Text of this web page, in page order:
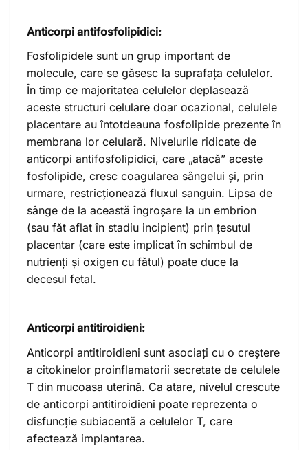
Anticorpi antifosfolipidici:
Fosfolipidele sunt un grup important de
molecule, care se găsesc la suprafața celulelor.
În timp ce majoritatea celulelor deplasează
aceste structuri celulare doar ocazional, celulele
placentare au întotdeauna fosfolipide prezente în
membrana lor celulară. Nivelurile ridicate de
anticorpi antifosfolipidici, care „atacă” aceste
fosfolipide, cresc coagularea sângelui și, prin
urmare, restricționează fluxul sanguin. Lipsa de
sânge de la această îngroșare la un embrion
(sau făt aflat în stadiu incipient) prin țesutul
placentar (care este implicat în schimbul de
nutrienți și oxigen cu fătul) poate duce la
decesul fetal.
Anticorpi antitiroidieni:
Anticorpi antitiroidieni sunt asociați cu o creștere
a citokinelor proinflamatorii secretate de celulele
T din mucoasa uterină. Ca atare, nivelul crescute
de anticorpi antitiroidieni poate reprezenta o
disfuncție subiacentă a celulelor T, care
afectează implantarea.